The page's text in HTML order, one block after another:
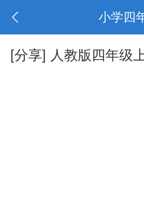
小学四
[分享] 人教版四年级